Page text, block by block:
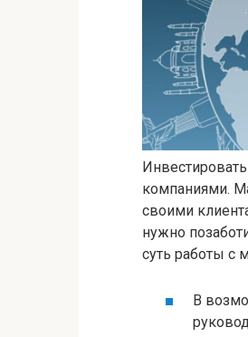
компаниями.
своими
нужно
суть работы с
В